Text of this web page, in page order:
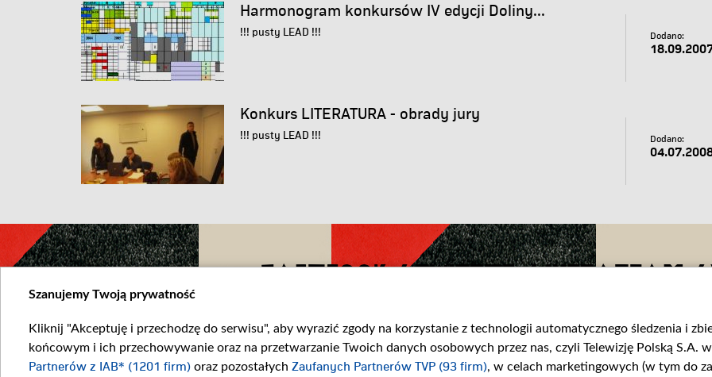
Harmonogram konkursów IV edycji Doliny...
!!! pusty LEAD !!! Dodano:
Konkurs LITERATURA - obrady jury
!!! pusty LEAD !!! Dodano:
FACEBOOK / TWITTER / INSTAGRAM /
Szanujemy Twoją prywatność
Kliknij "Akceptuję i przechodzę do serwisu", aby wyrazić zgody na korzystanie z technologii automatycznego śledzenia i
końcowym i ich przechowywanie oraz na przetwarzanie Twoich danych osobowych przez nas, czyli Telewizję Polską S.A.
Partnerów z IAB* (1201 firm) oraz pozostałych Zaufanych Partnerów TVP (93 firm), w celach marketingowych (w tym do